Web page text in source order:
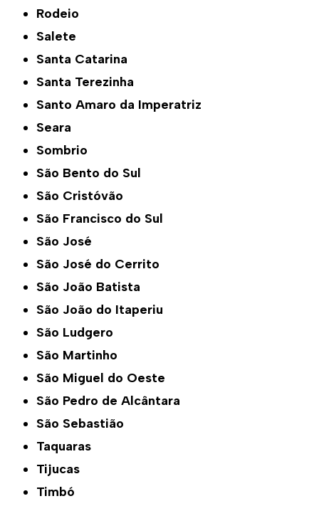
Rodeio
Salete
Santa Catarina
Santa Terezinha
Santo Amaro da Imperatriz
Seara
Sombrio
São Bento do Sul
São Cristóvão
São Francisco do Sul
São José
São José do Cerrito
São João Batista
São João do Itaperiu
São Ludgero
São Martinho
São Miguel do Oeste
São Pedro de Alcântara
São Sebastião
Taquaras
Tijucas
Timbó